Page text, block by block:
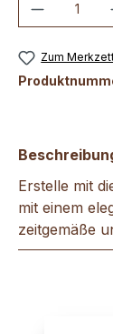
Zum
Erstelle mit
mit einem
zeitgemäße